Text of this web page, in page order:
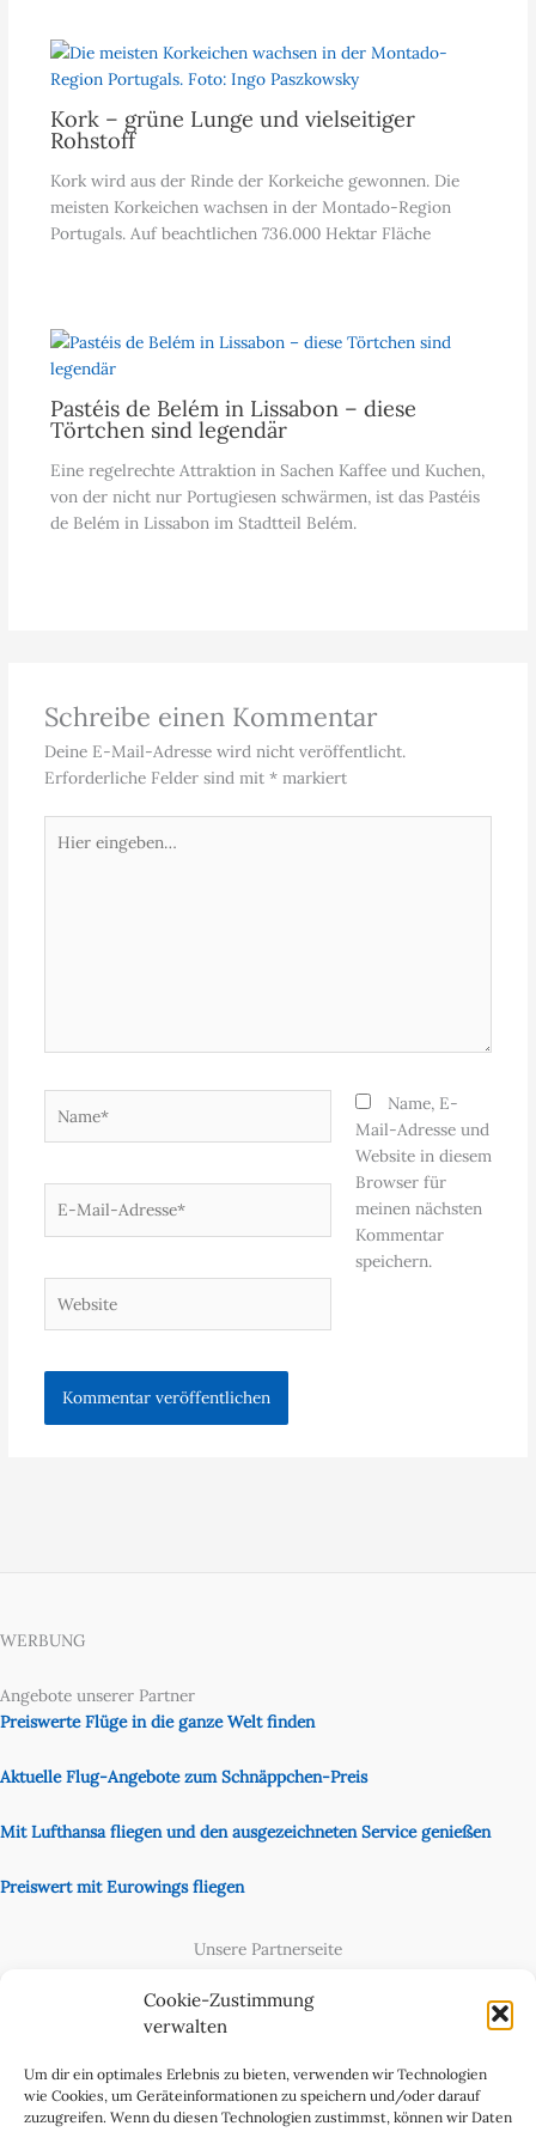
Cookie-Zustimmung
verwalten
Um dir ein optimales Erlebnis zu bieten, verwenden wir Technologien
wie Cookies, um Geräteinformationen zu speichern und/oder darauf
zuzugreifen. Wenn du diesen Technologien zustimmst, können wir Daten
Kork – grüne Lunge und vielseitiger
Rohstoff
Kork wird aus der Rinde der Korkeiche gewonnen. Die
meisten Korkeichen wachsen in der Montado-Region
Portugals. Auf beachtlichen 736.000 Hektar Fläche
Pastéis de Belém in Lissabon – diese
Törtchen sind legendär
Eine regelrechte Attraktion in Sachen Kaffee und Kuchen,
von der nicht nur Portugiesen schwärmen, ist das Pastéis
de Belém in Lissabon im Stadtteil Belém.
Schreibe einen Kommentar
Deine E-Mail-Adresse wird nicht veröffentlicht.
Erforderliche Felder sind mit *markiert
eingeben…
Mail-
Name, E-
Mail-Adresse und
Website in diesem
Browser für
meinen nächsten
Kommentar
speichern.
WERBUNG
Angebote unserer Partner
Preiswerte Flüge in die ganze Welt finden
Aktuelle Flug-Angebote zum Schnäppchen-Preis
Mit Lufthansa fliegen und den ausgezeichneten Service genießen
Preiswert mit Eurowings fliegen
Unsere Partnerseite